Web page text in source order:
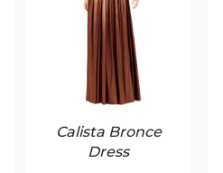
Calista Bronce
Dress